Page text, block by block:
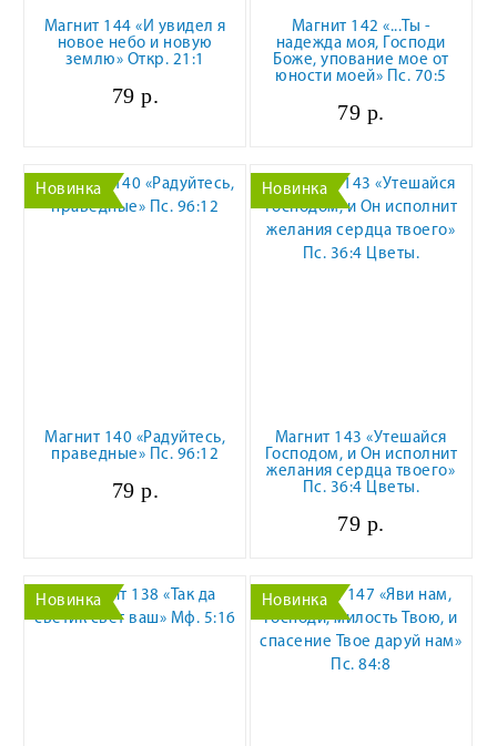
Магнит 144 «И увидел я
новое небо и новую
землю» Откр. 21:1
79 р.
Магнит 142 «...Ты -
надежда моя, Господи
Боже, упование мое от
юности моей» Пс. 70:5
79 р.
Новинка
Магнит 140 «Радуйтесь,
праведные» Пс. 96:12
79 р.
Новинка
Магнит 143 «Утешайся
Господом, и Он исполнит
желания сердца твоего»
Пс. 36:4 Цветы.
79 р.
Новинка Новинка